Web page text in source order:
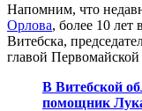
Напомним, что
Орлова, более 10 лет
Витебска,
главой
В Витебской
помощник